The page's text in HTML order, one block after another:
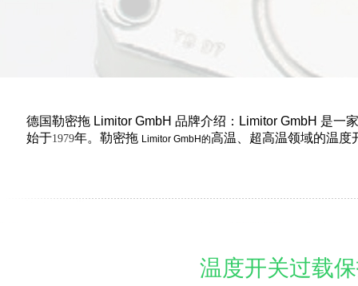
德国勒密拖 Limitor GmbH 品牌介绍：Limitor GmbH 是一
始于1979年。勒密拖 Limitor GmbH的高温、超高温领域的温度
温度开关过载